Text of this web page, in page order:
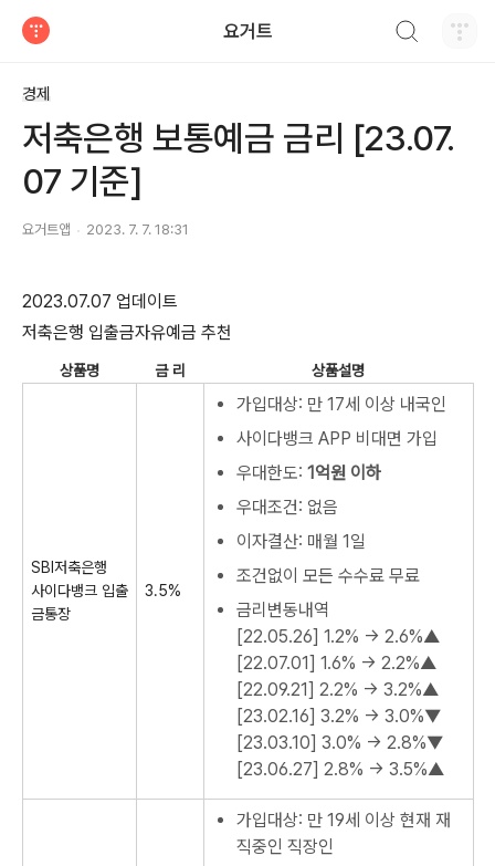
요거트
경제
저축은행 보통예금 금리 [23.07.
07 기준]
요거트앱 2023. 7. 7. 18:31
2023.07.07 업데이트
저축은행 입출금자유예금 추천
상품명 금 리 상품설명
SBI저축은행
사이다뱅크 입출
금통장
3.5%
가입대상: 만 17세 이상 내국인
사이다뱅크 APP 비대면 가입
우대한도: 1억원 이하
우대조건: 없음
이자결산: 매월 1일
조건없이 모든 수수료 무료
금리변동내역
[22.05.26] 1.2% → 2.6%▲
[22.07.01] 1.6% → 2.2%▲
[22.09.21] 2.2% → 3.2%▲
[23.02.16] 3.2% → 3.0%▼
[23.03.10] 3.0% → 2.8%▼
[23.06.27] 2.8% → 3.5%▲
가입대상: 만 19세 이상 현재 재
직중인 직장인